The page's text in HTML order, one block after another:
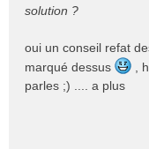
solution ?
oui un conseil refat
marqué dessus
,
parles ;) .... a plus